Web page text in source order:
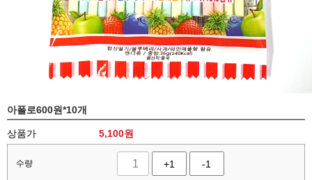
아폴로600원*10개
상품가 5,100원
수량 +1 -1